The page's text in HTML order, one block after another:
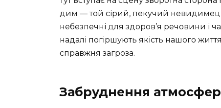
дим — той сірий, пекучий
небезпечні для здоров’я речовини і
надалі погіршують якість нашого
справжня загроза.
Забруднення